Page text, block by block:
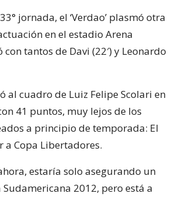
jornada, el ‘Verdao’ plasmó otra
en el estadio Arena
tantos de Davi (22′) y Leonardo
al cuadro de Luiz Felipe Scolari en
41 puntos, muy lejos de los
a principio de temporada: El
Copa Libertadores.
estaría solo asegurando un
Sudamericana 2012, pero está a